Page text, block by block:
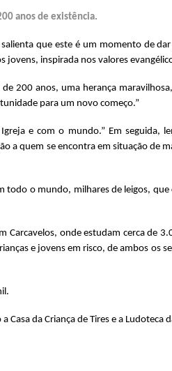
anos de existência.
que este é um momento de
jovens, inspirada nos valores
200 anos, uma herança
para um novo começo.”
e com o mundo.” Em seguida,
a quem se encontra em situação de
o mundo, milhares de leigos,
onde estudam cerca de
e jovens em risco, de ambos os
da Criança de Tires e a Ludoteca